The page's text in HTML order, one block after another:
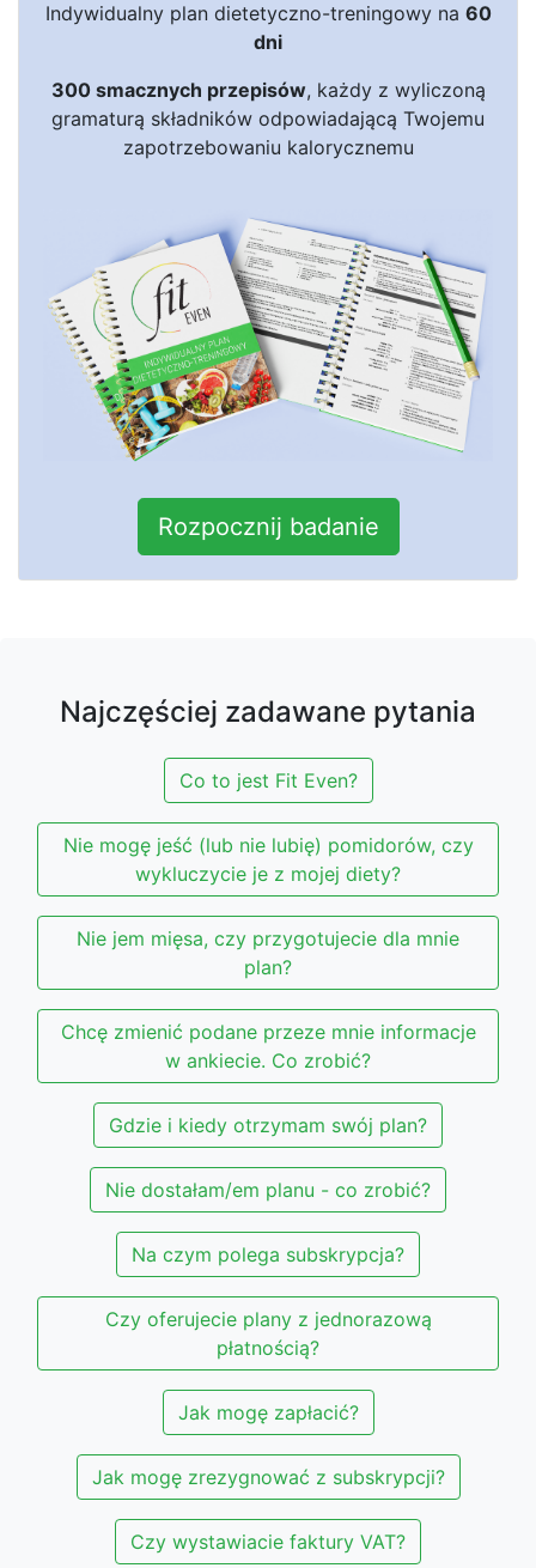
Indywidualny plan dietetyczno-treningowy na 60
dni
300 smacznych przepisów, każdy z wyliczoną
gramaturą składników odpowiadającą Twojemu
zapotrzebowaniu kalorycznemu
Rozpocznij badanie
Najczęściej zadawane pytania
Co to jest Fit Even?
Nie mogę jeść (lub nie lubię) pomidorów, czy
wykluczycie je z mojej diety?
Nie jem mięsa, czy przygotujecie dla mnie
plan?
Chcę zmienić podane przeze mnie informacje
w ankiecie. Co zrobić?
Gdzie i kiedy otrzymam swój plan?
Nie dostałam/em planu - co zrobić?
Na czym polega subskrypcja?
Czy oferujecie plany z jednorazową
płatnością?
Jak mogę zapłacić?
Jak mogę zrezygnować z subskrypcji?
Czy wystawiacie faktury VAT?